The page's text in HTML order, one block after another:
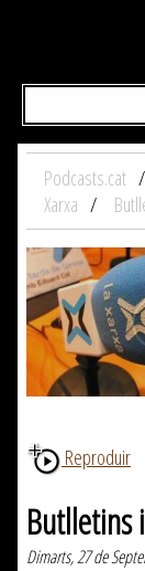
Podcasts.cat
Xarxa
Reproduir
Butlletins
Dimarts, 27 de